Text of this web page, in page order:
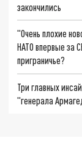
закончились
"Очень плохие
НАТО впервые за
приграничье?
Три главных
"генерала